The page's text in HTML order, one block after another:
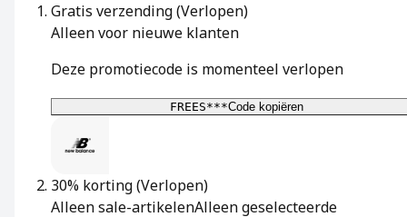
Gratis verzending(Verlopen)
Alleen voor nieuwe klanten
Deze promotiecode is momenteel verlopen
FREES***Code kopiëren
30% korting(Verlopen)
Alleen sale-artikelenAlleen geselecteerde